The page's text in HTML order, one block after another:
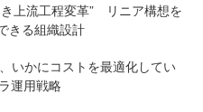
上流工程変革” リニア構想を
きる組織設計
いかにコストを最適化してい
運用戦略